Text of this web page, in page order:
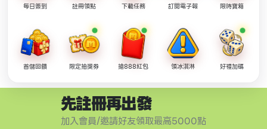
每日簽到 註冊領點 下載任務 訂閱電子報 限時寶箱
首儲回饋 限定抽獎券 搶888紅包 領冰淇淋 好禮加碼
先註冊再出發
加入會員/邀請好友領取最高5000點